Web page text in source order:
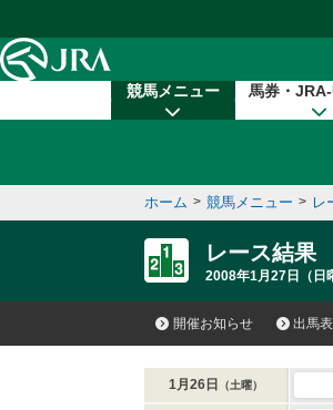
競馬メニュー 馬券・
ホーム > 競馬メニュー > レ
レース結果
2008年1月27日（日
開催お知らせ 出馬表
1月26日 （土曜）